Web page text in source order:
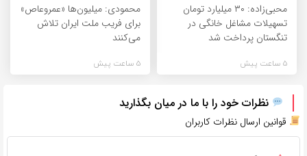
محبی‌زاده: ۳۰ میلیارد تومان
تسهیلات مشاغل خانگی در
تنگستان پرداخت شد
5 ساعت پیش
محمودی: میلیون‌ها «عمروعاص»
برای فریب ملت ایران تلاش
می‌کنند
5 ساعت پیش
نظرات خود را با ما در میان بگذارید
قوانین ارسال نظرات کاربران